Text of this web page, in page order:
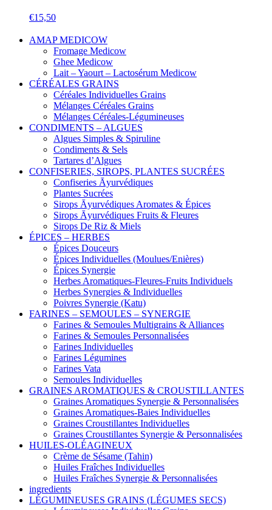
€15,50
AMAP MEDICOW
Fromage Medicow
Ghee Medicow
Lait – Yaourt – Lactosérum Medicow
CÉRÉALES GRAINS
Céréales Individuelles Grains
Mélanges Céréales Grains
Mélanges Céréales-Légumineuses
CONDIMENTS – ALGUES
Algues Simples & Spiruline
Condiments & Sels
Tartares d’Algues
CONFISERIES, SIROPS, PLANTES SUCRÉES
Confiseries Āyurvédiques
Plantes Sucrées
Sirops Āyurvédiques Aromates & Épices
Sirops Āyurvédiques Fruits & Fleures
Sirops De Riz & Miels
ÉPICES – HERBES
Épices Douceurs
Épices Individuelles (Moulues/Enières)
Épices Synergie
Herbes Aromatiques-Fleures-Fruits Individuels
Herbes Synergies & Individuelles
Poivres Synergie (Katu)
FARINES – SEMOULES – SYNERGIE
Farines & Semoules Multigrains & Alliances
Farines & Semoules Personnalisées
Farines Individuelles
Farines Légumines
Farines Vata
Semoules Individuelles
GRAINES AROMATIQUES & CROUSTILLANTES
Graines Aromatiques Synergie & Personnalisées
Graines Aromatiques-Baies Individuelles
Graines Croustillantes Individuelles
Graines Croustillantes Synergie & Personnalisées
HUILES-OLÉAGINEUX
Crème de Sésame (Tahin)
Huiles Fraîches Individuelles
Huiles Fraîches Synergie & Personnalisées
ingredients
LÉGUMINEUSES GRAINS (LÉGUMES SECS)